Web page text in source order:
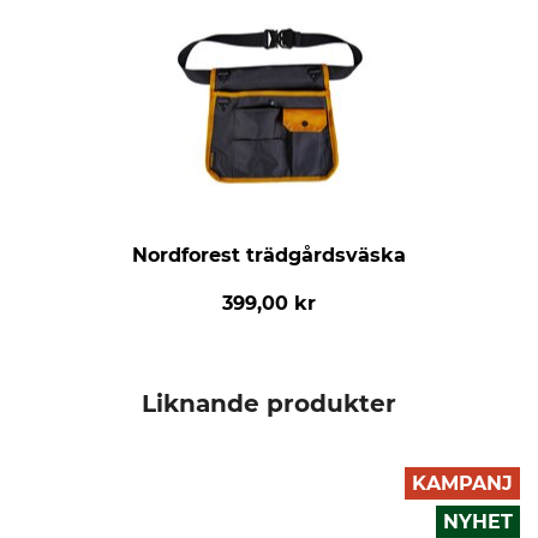
Nordforest trädgårdsväska
399,00 kr
Liknande produkter
KAMPANJ
NYHET